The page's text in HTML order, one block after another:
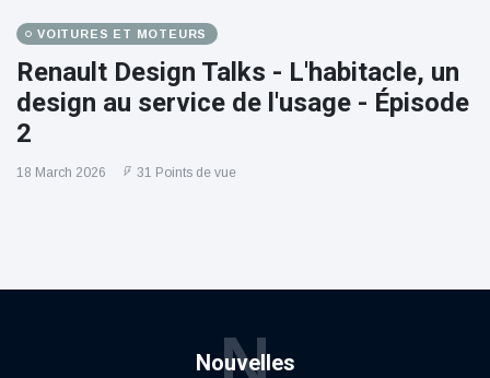
VOITURES ET MOTEURS
Renault Design Talks - L'habitacle, un
design au service de l'usage - Épisode
2
18 March 2026 31 Points de vue
Nouvelles